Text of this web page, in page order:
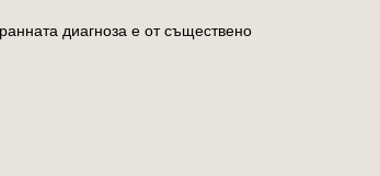
диагноза е от съществено